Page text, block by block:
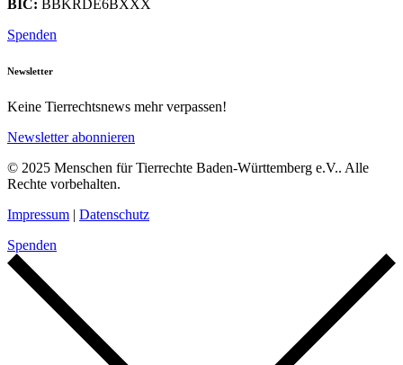
BIC: BBKRDE6BXXX
Spenden
Newsletter
Keine Tierrechtsnews mehr verpassen!
Newsletter abonnieren
© 2025 Menschen für Tierrechte Baden-Württemberg e.V.. Alle
Rechte vorbehalten.
Impressum | Datenschutz
Spenden